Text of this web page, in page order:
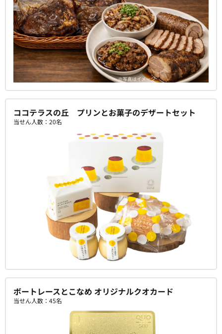
ココテラスの丘 プリンとお菓子のデザートセット
当せん人数：20名
ボートレースとこなめ オリジナルクオカード
当せん人数：45名